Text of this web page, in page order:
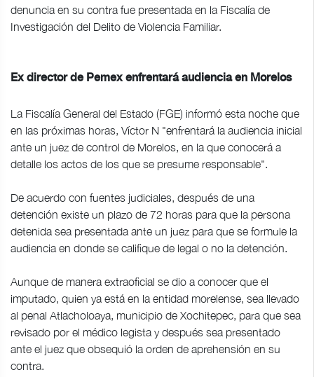
denuncia en su contra fue presentada en la Fiscalía de
Investigación del Delito de Violencia Familiar.
Ex director de Pemex enfrentará audiencia en Morelos
La Fiscalía General del Estado (FGE) informó esta noche que
en las próximas horas, Víctor N "enfrentará la audiencia inicial
ante un juez de control de Morelos, en la que conocerá a
detalle los actos de los que se presume responsable".
De acuerdo con fuentes judiciales, después de una
detención existe un plazo de 72 horas para que la persona
detenida sea presentada ante un juez para que se formule la
audiencia en donde se califique de legal o no la detención.
Aunque de manera extraoficial se dio a conocer que el
imputado, quien ya está en la entidad morelense, sea llevado
al penal Atlacholoaya, municipio de Xochitepec, para que sea
revisado por el médico legista y después sea presentado
ante el juez que obsequió la orden de aprehensión en su
contra.